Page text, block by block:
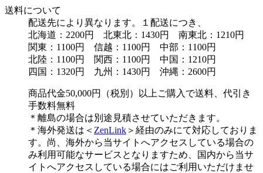
送料について
配送先により異なります。１配送につき、
北海道：2200円 北東北：1430円 南東北：1210円
関東：1100円 信越：1100円 中部：1100円
北陸：1100円 関西：1100円 中国：1210円
四国：1320円 九州：1430円 沖縄：2600円
商品代金50,000円（税別）以上ご購入で送料、代引き
手数料無料
＊離島の場合は別途見積させていただきます。
＊海外発送は＜ ZenLink ＞経由のみにて対応しておりま
す。尚、海外から当サイトへアクセスしている場合の
み利用可能なサービスとなりますため、国内から当サ
イトへアクセスしている場合にはご利用いただけませ